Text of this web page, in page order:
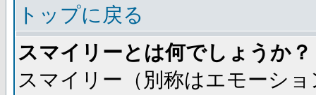
トップに戻る
スマイリーとは何でしょうか？
スマイリー（別称はエモーシ